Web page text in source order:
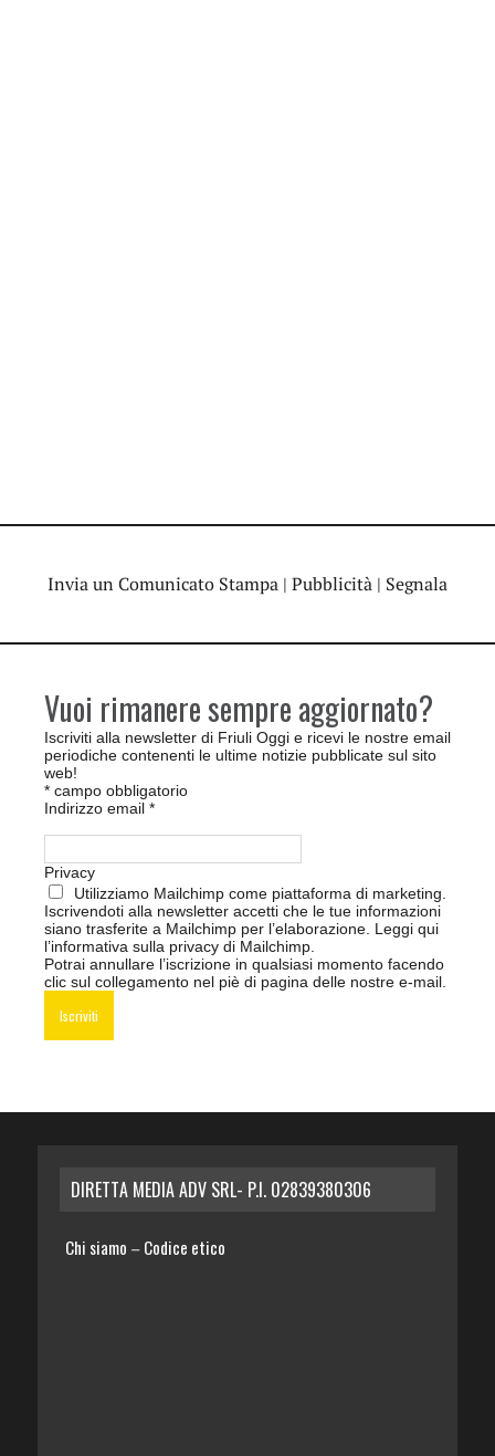
Invia un Comunicato Stampa | Pubblicità | Segnala
Vuoi rimanere sempre aggiornato?
Iscriviti alla newsletter di Friuli Oggi e ricevi le nostre email
periodiche contenenti le ultime notizie pubblicate sul sito
web!
* campo obbligatorio
Indirizzo email *
Privacy
Utilizziamo Mailchimp come piattaforma di marketing.
Iscrivendoti alla newsletter accetti che le tue informazioni
siano trasferite a Mailchimp per l’elaborazione. Leggi qui
l’informativa sulla privacy di Mailchimp.
Potrai annullare l’iscrizione in qualsiasi momento facendo
clic sul collegamento nel piè di pagina delle nostre e-mail.
DIRETTA MEDIA ADV SRL- P.I. 02839380306
Chi siamo – Codice etico